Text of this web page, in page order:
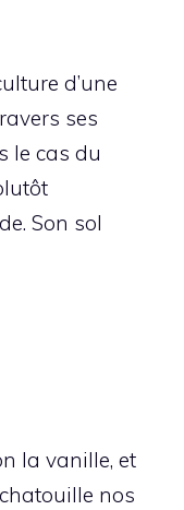
d’une
ses
le cas du
Son sol
la vanille, et
nos